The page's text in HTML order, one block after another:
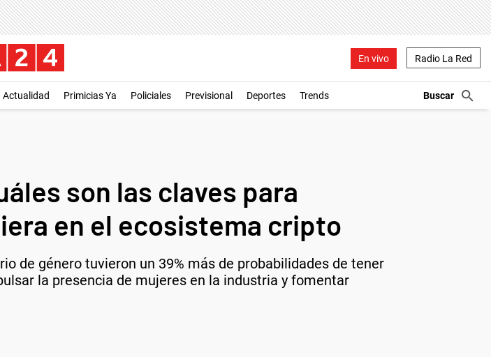
En vivo Radio La Red
Actualidad Primicias Ya Policiales Previsional Deportes Trends
son las claves para
en el ecosistema cripto
de género tuvieron un 39% más de probabilidades de tener
la presencia de mujeres en la industria y fomentar